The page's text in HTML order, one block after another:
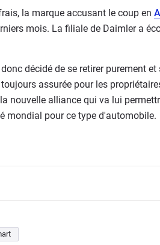
la marque accusant le coup en
mois. La filiale de Daimler a
décidé de se retirer purement
assurée pour les
nouvelle alliance qui va lui
mondial pour ce type d'automobile.